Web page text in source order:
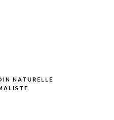
NATURELLE